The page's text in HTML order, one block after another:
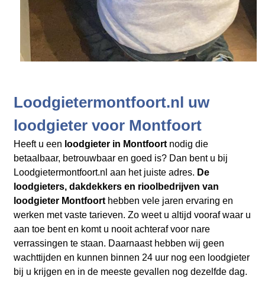
Loodgietermontfoort.nl uw
loodgieter voor Montfoort
Heeft u een loodgieter in Montfoortnodig die
betaalbaar, betrouwbaar en goed is? Dan bent u bij
Loodgietermontfoort.nl aan het juiste adres. De
loodgieters, dakdekkers en rioolbedrijven van
loodgieter Montfoorthebben vele jaren ervaring en
werken met vaste tarieven. Zo weet u altijd vooraf waar u
aan toe bent en komt u nooit achteraf voor nare
verrassingen te staan. Daarnaast hebben wij geen
wachttijden en kunnen binnen 24 uur nog een loodgieter
bij u krijgen en in de meeste gevallen nog dezelfde dag.